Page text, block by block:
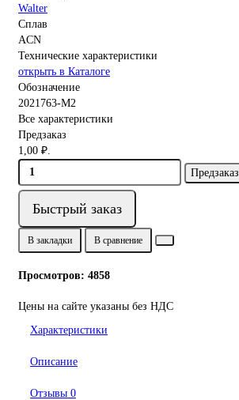
Walter
Сплав
ACN
Технические характеристики
открыть в Каталоге
Обозначение
2021763-M2
Все характеристики
Предзаказ
1,00 ₽.
Предзаказ
Быстрый заказ
В закладки В сравнение
Просмотров: 4858
Цены на сайте указаны без НДС
Характеристики
Описание
Отзывы 0